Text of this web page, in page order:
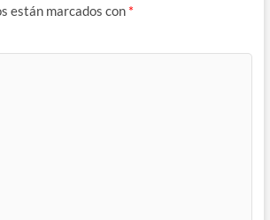
están marcados con *